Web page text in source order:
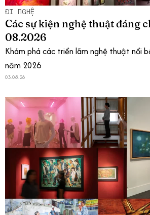
ĐI NGHỆ
Các sự kiện nghệ thuật đáng
08.2026
Khám phá các triển lãm nghệ thuật nổi
năm 2026
03.08.26